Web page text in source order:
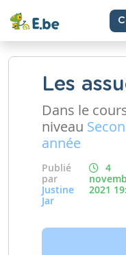
Les
Dans le
niveau
année
Publié
par
Justine
Jar
4
2021